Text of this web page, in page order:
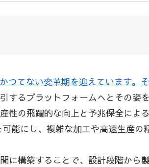
てない変革期を迎えています。
するプラットフォームへとその
の飛躍的な向上と予兆保全によ
にし、複雑な加工や高速生産の
構築することで、設計段階から